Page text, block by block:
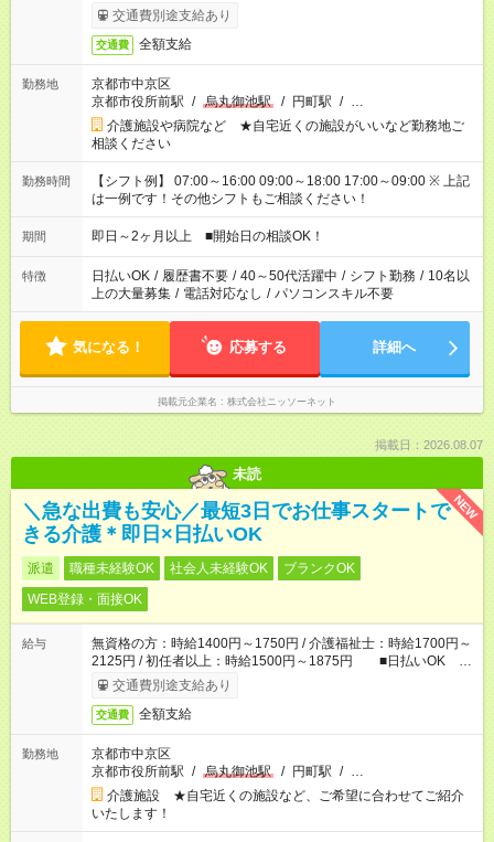
交通費別途支給あり
交通費 全額支給
勤務地
京都市中京区
京都市役所前駅 / 烏丸御池駅 / 円町駅 / …
介護施設や病院など ★自宅近くの施設がいいなど勤務地ご
相談ください
勤務時間
【シフト例】 07:00～16:00 09:00～18:00 17:00～09:00 ※ 上記
は一例です！その他シフトもご相談ください！
期間 即日～2ヶ月以上 ■開始日の相談OK！
特徴 日払いOK / 履歴書不要 / 40～50代活躍中 / シフト勤務 / 10名以
上の大量募集 / 電話対応なし / パソコンスキル不要
気になる！ 応募する 詳細へ
掲載元企業名 株式会社ニッソーネット
掲載日：2026.08.07
未読
NEW
＼急な出費も安心／最短3日でお仕事スタートで
きる介護＊即日×日払いOK
派遣 職種未経験OK 社会人未経験OK
ブランクOK
WEB登録・面接OK
給与
無資格の方：時給1400円～1750円 / 介護福祉士：時給1700円～
2125円 / 初任者以上：時給1500円～1875円 ■日払いOK ■
日収例：1万1200円（時給1400円×8h）
交通費別途支給あり
交通費 全額支給
勤務地
京都市中京区
京都市役所前駅 / 烏丸御池駅 / 円町駅 / …
介護施設 ★自宅近くの施設など、ご希望に合わせてご紹介
いたします！